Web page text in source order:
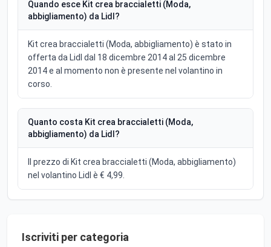
Quando esce Kit crea braccialetti (Moda,
abbigliamento) da Lidl?
Kit crea braccialetti (Moda, abbigliamento) è stato in
offerta da Lidl dal 18 dicembre 2014 al 25 dicembre
2014 e al momento non è presente nel volantino in
corso.
Quanto costa Kit crea braccialetti (Moda,
abbigliamento) da Lidl?
Il prezzo di Kit crea braccialetti (Moda, abbigliamento)
nel volantino Lidl è € 4,99.
Iscriviti per categoria